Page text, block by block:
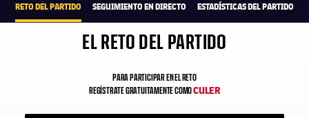
RETO DEL PARTIDO SEGUIMIENTO EN DIRECTO ESTADÍSTICAS DEL PARTIDO
EL RETO DEL PARTIDO
PARA PARTICIPAR EN EL RETO
REGÍSTRATE GRATUITAMENTE COMOCULER